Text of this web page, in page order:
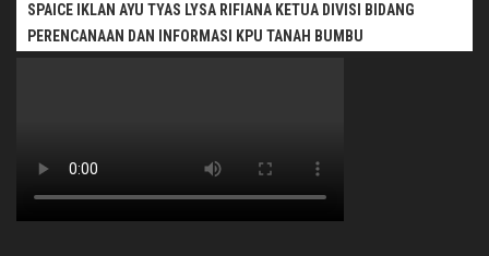
SPAICE IKLAN AYU TYAS LYSA RIFIANA KETUA DIVISI BIDANG
PERENCANAAN DAN INFORMASI KPU TANAH BUMBU